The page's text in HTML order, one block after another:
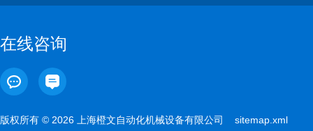
在线咨询
版权所有 © 2026 上海橙文自动化机械设备有限公司 sitemap.xml